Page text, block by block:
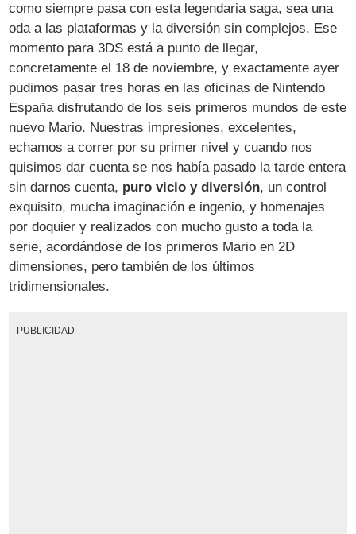
como siempre pasa con esta legendaria saga, sea una
oda a las plataformas y la diversión sin complejos. Ese
momento para 3DS está a punto de llegar,
concretamente el 18 de noviembre, y exactamente ayer
pudimos pasar tres horas en las oficinas de Nintendo
España disfrutando de los seis primeros mundos de este
nuevo Mario. Nuestras impresiones, excelentes,
echamos a correr por su primer nivel y cuando nos
quisimos dar cuenta se nos había pasado la tarde entera
sin darnos cuenta, puro vicio y diversión, un control
exquisito, mucha imaginación e ingenio, y homenajes
por doquier y realizados con mucho gusto a toda la
serie, acordándose de los primeros Mario en 2D
dimensiones, pero también de los últimos
tridimensionales.
PUBLICIDAD